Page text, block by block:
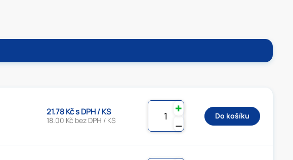
21.78 Kč s DPH / KS
18.00 Kč bez DPH / KS ⚊
✚
Do košíku